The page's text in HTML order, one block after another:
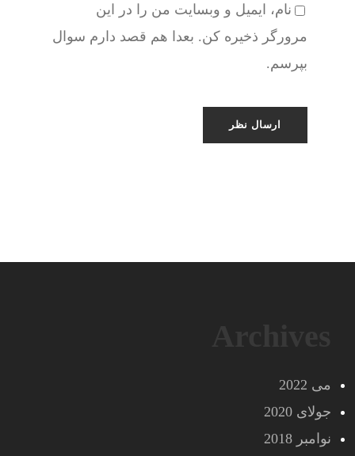
نام، ایمیل و وبسایت من را در این
مرورگر ذخیره کن. بعدا هم قصد دارم سوال
بپرسم.
می 2022
جولای 2020
نوامبر 2018